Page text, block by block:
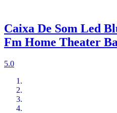
Caixa De Som Led
Fm Home Theater
5.0